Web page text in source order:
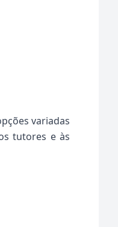
variadas
tutores e às